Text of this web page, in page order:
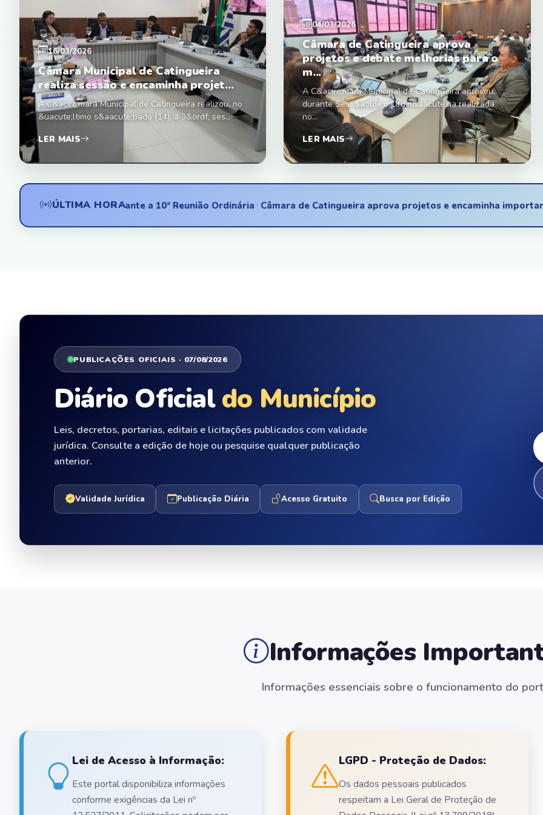
16/03/2026
Câmara Municipal de Catingueira
realiza sessão e encaminha projet...
A C&acirc;mara Municipal de Catingueira realizou, no
&uacute;ltimo s&aacute;bado (14), a 3&ordf; ses...
LER MAIS
04/03/2026
Câmara de Catingueira aprova
projetos e debate melhorias para o
m...
A C&acirc;mara Municipal de Catingueira aprovou,
durante Sess&atilde;o Ordin&aacute;ria realizada
no...
LER MAIS
ÚLTIMA HORA
matérias durante a 10ª Reunião Ordinária Câmara de Catingueira aprova projetos e encaminha importantes
PUBLICAÇÕES OFICIAIS · 07/08/2026
Diário Oficialdo Município
Leis, decretos, portarias, editais e licitações publicados com validade
jurídica. Consulte a edição de hoje ou pesquise qualquer publicação
anterior.
Validade Jurídica Publicação Diária Acesso Gratuito Busca por Edição
Informações
Informações essenciais sobre o funcionamento do
Lei de Acesso à Informação:
Este portal disponibiliza informações
conforme exigências da Lei nº
LGPD - Proteção de Dados:
Os dados pessoais publicados
respeitam a Lei Geral de Proteção de